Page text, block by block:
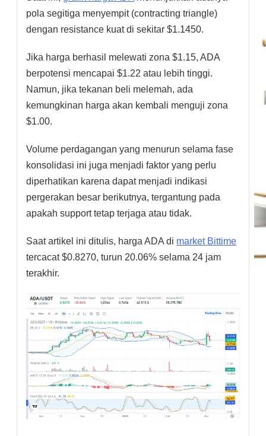
pola segitiga menyempit (contracting triangle)
dengan resistance kuat di sekitar $1.1450.
Jika harga berhasil melewati zona $1.15, ADA
berpotensi mencapai $1.22 atau lebih tinggi.
Namun, jika tekanan beli melemah, ada
kemungkinan harga akan kembali menguji zona
$1.00.
Volume perdagangan yang menurun selama fase
konsolidasi ini juga menjadi faktor yang perlu
diperhatikan karena dapat menjadi indikasi
pergerakan besar berikutnya, tergantung pada
apakah support tetap terjaga atau tidak.
Saat artikel ini ditulis, harga ADA di market Bittime
tercacat $0.8270, turun 20.06% selama 24 jam
terakhir.